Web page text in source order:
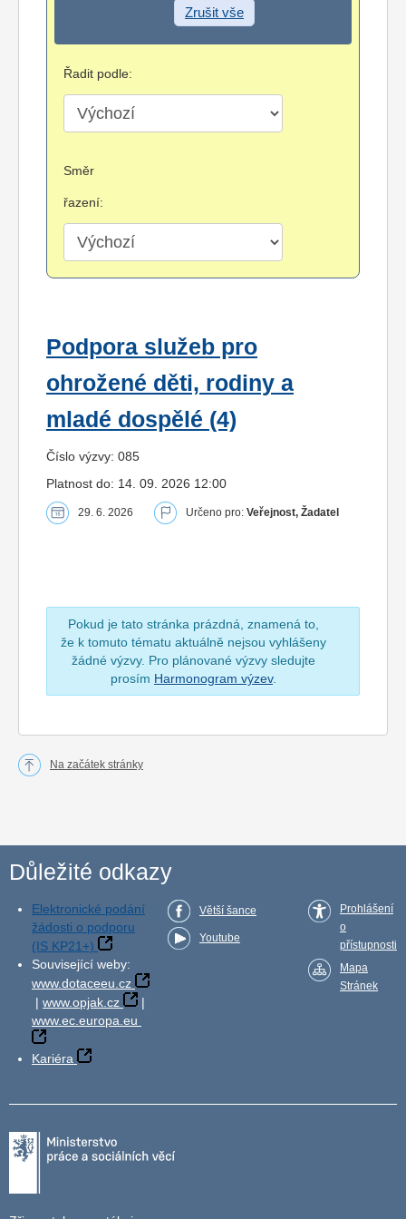
Zrušit vše
Řadit podle:
Směr
řazení:
Podpora služeb pro
ohrožené děti, rodiny a
mladé dospělé (4)
Číslo výzvy: 085
Platnost do: 14. 09. 2026 12:00
29. 6. 2026 Určeno pro: Veřejnost, Žadatel
Pokud je tato stránka prázdná, znamená to,
že k tomuto tématu aktuálně nejsou vyhlášeny
žádné výzvy. Pro plánované výzvy sledujte
prosím Harmonogram výzev.
Na začátek stránky
Důležité odkazy
Elektronické podání
žádosti o podporu
(IS KP21+)
Související weby:
www.dotaceeu.cz
| www.opjak.cz
|
www.ec.europa.eu
Kariéra
Větší šance
Youtube
Prohlášení
o
přístupnosti
Mapa
Stránek